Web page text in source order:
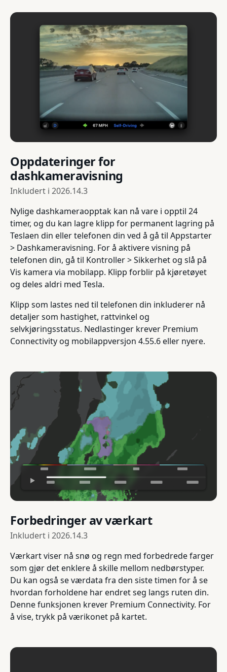
Oppdateringer for
dashkameravisning
Inkludert i 2026.14.3
Nylige dashkameraopptak kan nå vare i opptil 24
timer, og du kan lagre klipp for permanent lagring på
Teslaen din eller telefonen din ved å gå til Appstarter
> Dashkameravisning. For å aktivere visning på
telefonen din, gå til Kontroller > Sikkerhet og slå på
Vis kamera via mobilapp. Klipp forblir på kjøretøyet
og deles aldri med Tesla.
Klipp som lastes ned til telefonen din inkluderer nå
detaljer som hastighet, rattvinkel og
selvkjøringsstatus. Nedlastinger krever Premium
Connectivity og mobilappversjon 4.55.6 eller nyere.
Forbedringer av værkart
Inkludert i 2026.14.3
Værkart viser nå snø og regn med forbedrede farger
som gjør det enklere å skille mellom nedbørstyper.
Du kan også se værdata fra den siste timen for å se
hvordan forholdene har endret seg langs ruten din.
Denne funksjonen krever Premium Connectivity. For
å vise, trykk på værikonet på kartet.